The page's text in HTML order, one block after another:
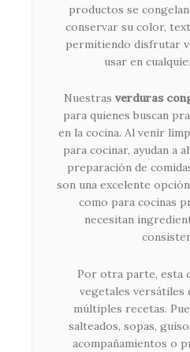
productos se
conservar su color,
permitiendo disfrutar
usar en
Nuestras verduras
para quienes buscan
en la cocina. Al venir
para cocinar, ayudan a
preparación de
son una excelente
como para cocinas
necesitan
Por otra parte, esta
vegetales versátiles
múltiples recetas.
salteados, sopas,
acompañamientos o